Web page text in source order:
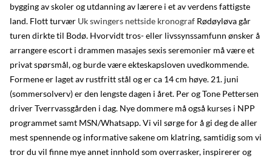
bygging av skoler og utdanning av lærere i et av verdens fattigste
land. Flott turvær Uk swingers nettside kronograf Rødøyløva går
turen dirkte til Bodø. Hvorvidt tros- eller livssynssamfunn ønsker å
arrangere escort i drammen masajes sexis seremonier må være et
privat spørsmål, og burde være ekteskapsloven uvedkommende.
Formene er laget av rustfritt stål og er ca 14 cm høye. 21. juni
(sommersolverv) er den lengste dagen i året. Per og Tone Pettersen
driver Tverrvassgården i dag. Nye dommere må også kurses i NPP
programmet samt MSN/Whatsapp. Vi vil sørge for å gi deg de aller
mest spennende og informative sakene om klatring, samtidig som vi
tror du vil finne mye annet innhold som overrasker, inspirerer og